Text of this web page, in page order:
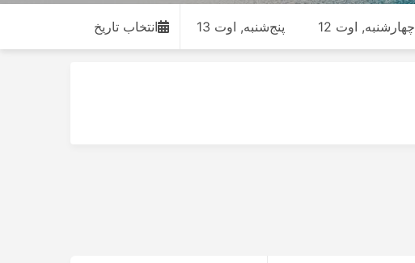
چهارشنبه, اوت 12 پنج‌شنبه, اوت 13 انتخاب تاریخ